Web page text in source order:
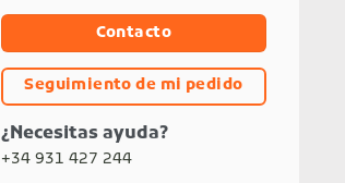
Contacto
Seguimiento de mi pedido
¿Necesitas ayuda?
+34 931 427 244